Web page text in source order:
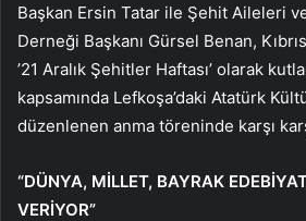
Başkan Ersin Tatar ile Şehit Aileleri
Derneği Başkanı Gürsel Benan,
’21 Aralık Şehitler Haftası’ olarak
kapsamında Lefkoşa’daki Atatürk
düzenlenen anma töreninde karşı
“DÜNYA, MİLLET, BAYRAK
VERİYOR”